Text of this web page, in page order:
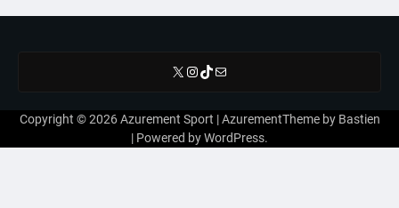
X Instagram
TikTok
E-mail
Copyright © 2026Azurement Sport | AzurementTheme by Bastien
| Powered byWordPress.